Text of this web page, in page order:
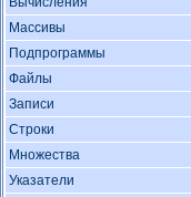
Массивы
Подпрограммы
Файлы
Записи
Строки
Множества
Указатели